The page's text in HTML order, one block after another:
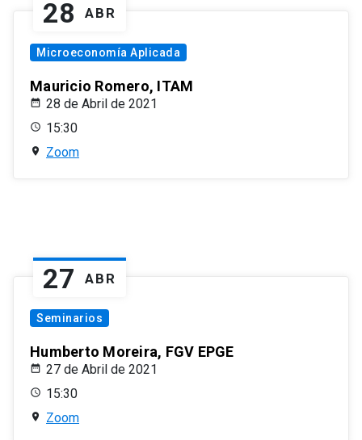
28 ABR
Microeconomía Aplicada
Mauricio Romero, ITAM
28 de Abril de 2021
15:30
Zoom
27 ABR
Seminarios
Humberto Moreira, FGV EPGE
27 de Abril de 2021
15:30
Zoom